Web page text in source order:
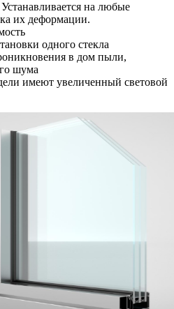
на любые
их деформации.
одного стекла
в дом пыли,
шума
имеют увеличенный световой